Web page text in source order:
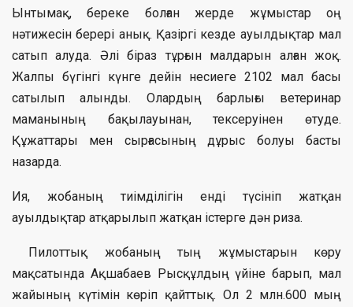
Ынтымақ, береке болған жерде жұмыстар оң
нәтижесін берері анық. Қазіргі кезде ауылдықтар мал
сатып алуда. Әлі біраз тұрғын малдарын алған жоқ.
Жалпы бүгінгі күнге дейін несиеге 2102 мал басы
сатылып алынды. Олардың барлығы ветеринар
маманының бақылауынан, тексеруінен өтуде.
Құжаттары мен сырғасының дұрыс болуы басты
назарда.
Ия, жобаның тиімділігін енді түсініп жатқан
ауылдықтар атқарылып жатқан істерге дән риза.
Пилоттық жобаның тың жұмыстарын көру
мақсатында Ақшабаев Рысқұлдың үйіне барып, мал
жайының күтімін көріп қайттық. Ол 2 млн.600 мың